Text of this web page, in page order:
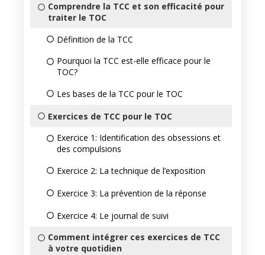
Comprendre la TCC et son efficacité pour
traiter le TOC
Définition de la TCC
Pourquoi la TCC est-elle efficace pour le
TOC?
Les bases de la TCC pour le TOC
Exercices de TCC pour le TOC
Exercice 1: Identification des obsessions et
des compulsions
Exercice 2: La technique de l’exposition
Exercice 3: La prévention de la réponse
Exercice 4: Le journal de suivi
Comment intégrer ces exercices de TCC
à votre quotidien